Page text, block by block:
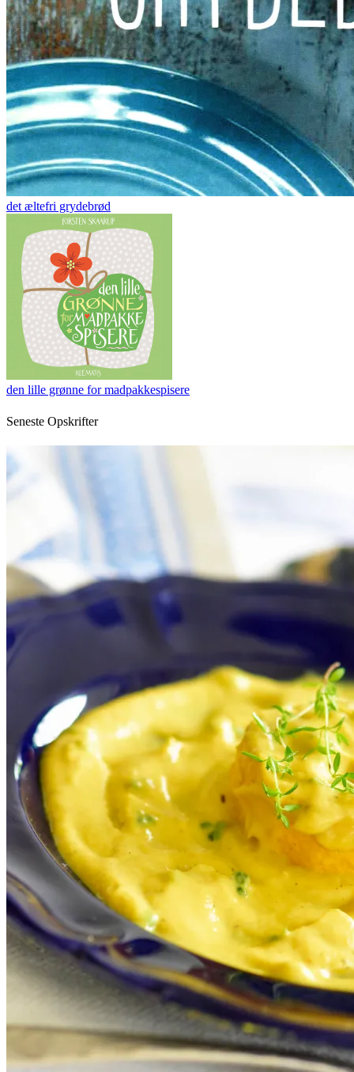
det æltefri grydebrød
den lille grønne for madpakkespisere
Seneste Opskrifter